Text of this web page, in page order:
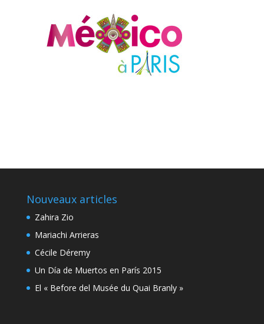
Nouveaux articles
Zahira Zio
Mariachi Arrieras
Cécile Déremy
Un Día de Muertos en París 2015
El « Before del Musée du Quai Branly »